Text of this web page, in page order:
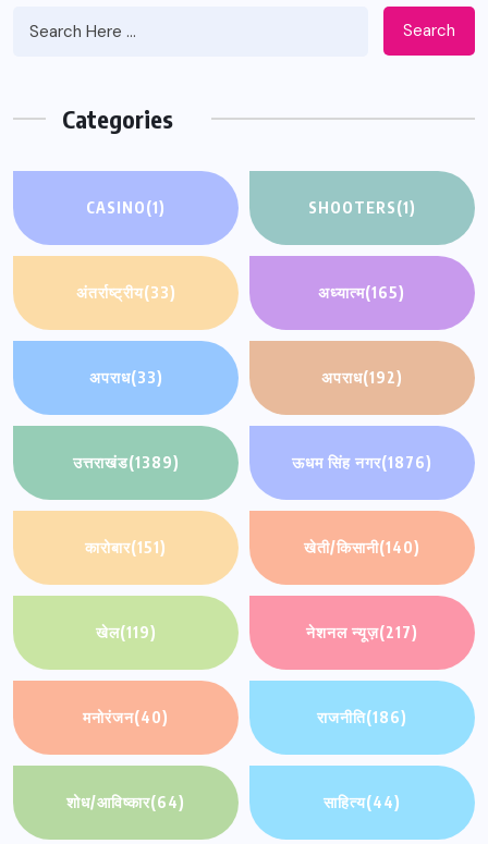
Search
Categories
CASINO(1) SHOOTERS(1)
अंतर्राष्ट्रीय(33) अध्यात्म(165)
अपराध(33) अपराध(192)
उत्तराखंड(1389) ऊधम सिंह नगर(1876)
कारोबार(151) खेती/किसानी(140)
खेल(119) नेशनल न्यूज़(217)
मनोरंजन(40) राजनीति(186)
शोध/आविष्कार(64) साहित्य(44)